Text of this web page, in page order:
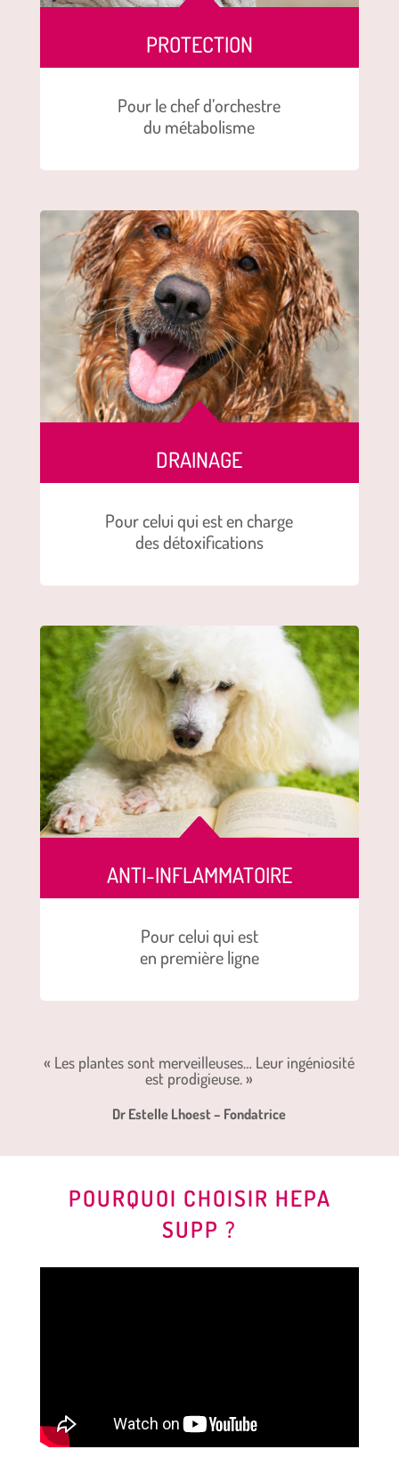
PROTECTION
Pour le chef d’orchestre
du métabolisme
B
DRAINAGE
Pour celui qui est en charge
des détoxifications
B
ANTI-INFLAMMATOIRE
Pour celui qui est
en première ligne
« Les plantes sont merveilleuses… Leur ingéniosité
est prodigieuse. »
Dr Estelle Lhoest – Fondatrice
POURQUOI CHOISIR HEPA
SUPP ?